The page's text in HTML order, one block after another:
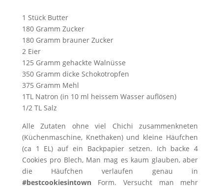
1 Stück Butter
180 Gramm Zucker
180 Gramm brauner Zucker
2 Eier
125 Gramm gehackte Walnüsse
350 Gramm dicke Schokotropfen
375 Gramm Mehl
1TL Natron (in 10 ml heissem Wasser auflösen)
1/2 TL Salz
Alle Zutaten ohne viel Chichi zusammenkneten
(Küchenmaschine, Knethaken) und kleine Häufchen
(ca 1 EL) auf ein Backpapier setzen. Ich backe 4
Cookies pro Blech, Man mag es kaum glauben, aber
die Häufchen verlaufen genau in
#bestcookiesintownForm. Versucht man mehr